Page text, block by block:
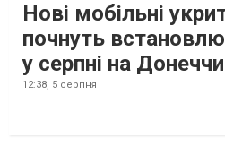
Нові мобільні
почнуть
у серпні на
12:38, 5 серпня